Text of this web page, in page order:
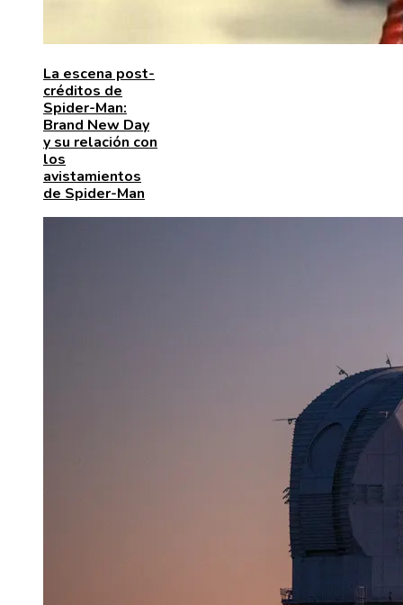
La escena post-
créditos de
Spider-Man:
Brand New Day
y su relación con
los
avistamientos
de Spider-Man